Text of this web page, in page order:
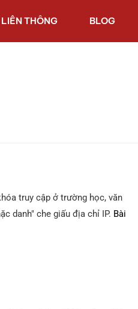
LIÊN THÔNG BLOG
truy cập ở trường học, văn
danh" che giấu địa chỉ IP. Bài